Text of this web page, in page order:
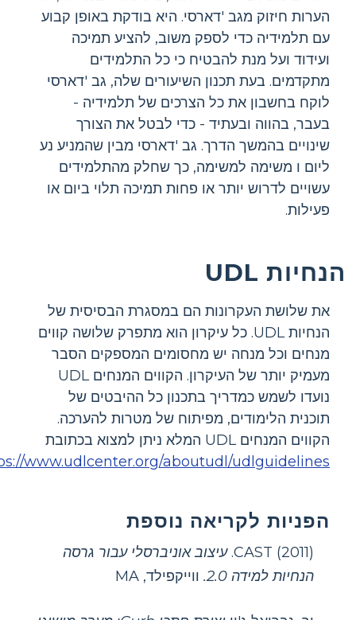
הערות חיזוק מגב 'דארסי. היא בודקת באופן קבוע
עם תלמידיה כדי לספק משוב, להציע תמיכה
ועידוד ועל מנת להבטיח כי כל התלמידים
מתקדמים. בעת תכנון השיעורים שלה, גב 'דארסי
לוקח בחשבון את כל הצרכים של תלמידיה -
בעבר, בהווה ובעתיד - כדי לבטל את הצורך
שינויים בהמשך הדרך. גב 'דארסי מבין שהמניע נע
ליום ו משימה למשימה, כך שחלק מהתלמידים
עשויים לדרוש יותר או פחות תמיכה תלוי ביום או
פעילות.
הנחיות UDL
את שלושת העקרונות הם במסגרת הבסיסית של
הנחיות UDL. כל עיקרון הוא מתפרק שלושה קווים
מנחים וכל מנחה יש מחסומים המספקים הסבר
מעמיק יותר של העיקרון. הקווים המנחים UDL
נועדו לשמש כמדריך בתכנון כל ההיבטים של
תוכנית הלימודים, מפיתוח של מטרות להערכה.
הקווים המנחים UDL המלא ניתן למצוא בכתובת
www.udlcenter.org/aboutudl/udlguidelines
הפניות לקריאה נוספת
CAST (2011). עיצוב אוניברסלי עבור גרסה
הנחיות למידה 2.0.
ווייקפילד, MA